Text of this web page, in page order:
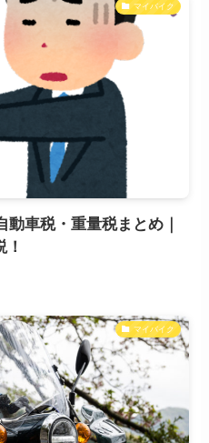
マイバイク
動車税・重量税まとめ｜
マイバイク